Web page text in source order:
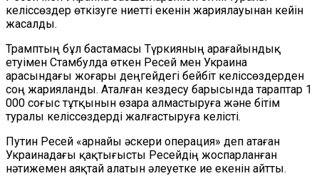
келіссөздер өткізуге ниетті екенін жариялауынан кейін
жасалды.
Трамптың бұл бастамасы Түркияның арағайындық
етуімен Стамбулда өткен Ресей мен Украина
арасындағы жоғары деңгейдегі бейбіт келіссөздерден
соң жарияланды. Аталған кездесу барысында тараптар 1
000 соғыс тұтқынын өзара алмастыруға және бітім
туралы келіссөздерді жалғастыруға келісті.
Путин Ресей «арнайы әскери операция» деп атаған
Украинадағы қақтығысты Ресейдің жоспарланған
нәтижемен аяқтай алатын әлеуетке ие екенін айтты.